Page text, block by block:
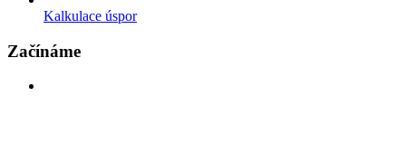
Kalkulace úspor
Začínáme